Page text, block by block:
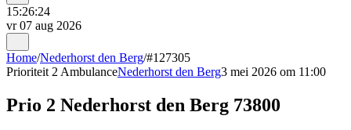
15:26:24
vr 07 aug 2026
Home/Nederhorst den Berg/#127305
Prioriteit 2 AmbulanceNederhorst den Berg3 mei 2026 om 11:00
Prio 2 Nederhorst den Berg 73800